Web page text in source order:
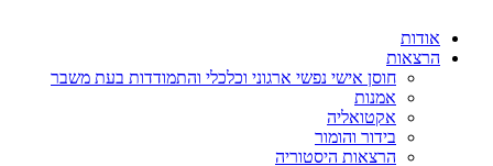
אודות
הרצאות
חוסן אישי נפשי ארגוני וכלכלי והתמודדות בעת משבר
אמנות
אקטואליה
בידור והומור
הרצאות היסטוריה